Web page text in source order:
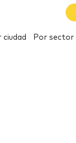
ciudad Por sector